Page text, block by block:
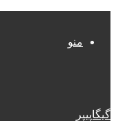
منو
گیگاپیپر